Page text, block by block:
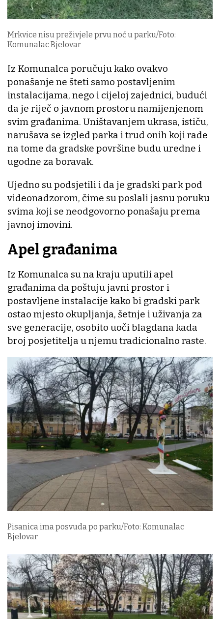
Mrkvice nisu preživjele prvu noć u parku/Foto:
Komunalac Bjelovar
Iz Komunalca poručuju kako ovakvo
ponašanje ne šteti samo postavljenim
instalacijama, nego i cijeloj zajednici, budući
da je riječ o javnom prostoru namijenjenom
svim građanima. Uništavanjem ukrasa, ističu,
narušava se izgled parka i trud onih koji rade
na tome da gradske površine budu uredne i
ugodne za boravak.
Ujedno su podsjetili i da je gradski park pod
videonadzorom, čime su poslali jasnu poruku
svima koji se neodgovorno ponašaju prema
javnoj imovini.
Apel građanima
Iz Komunalca su na kraju uputili apel
građanima da poštuju javni prostor i
postavljene instalacije kako bi gradski park
ostao mjesto okupljanja, šetnje i uživanja za
sve generacije, osobito uoči blagdana kada
broj posjetitelja u njemu tradicionalno raste.
Pisanica ima posvuda po parku/Foto: Komunalac
Bjelovar